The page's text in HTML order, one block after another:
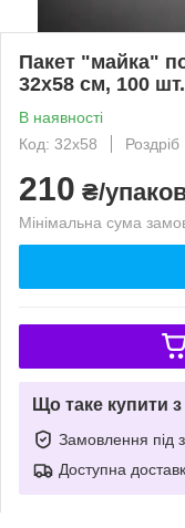
Пакет "майка"
32х58 см, 100
В наявності
Код: 32х58
Роздріб
210 ₴/
Мінімальна сума
Що таке купити
Замовлення під
Доступна